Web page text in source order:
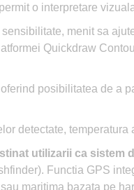
o interpretare
menit sa
Quickdraw
posibilitatea de a
detectate,
utilizarii ca sistem
Functia GPS
maritima bazata pe